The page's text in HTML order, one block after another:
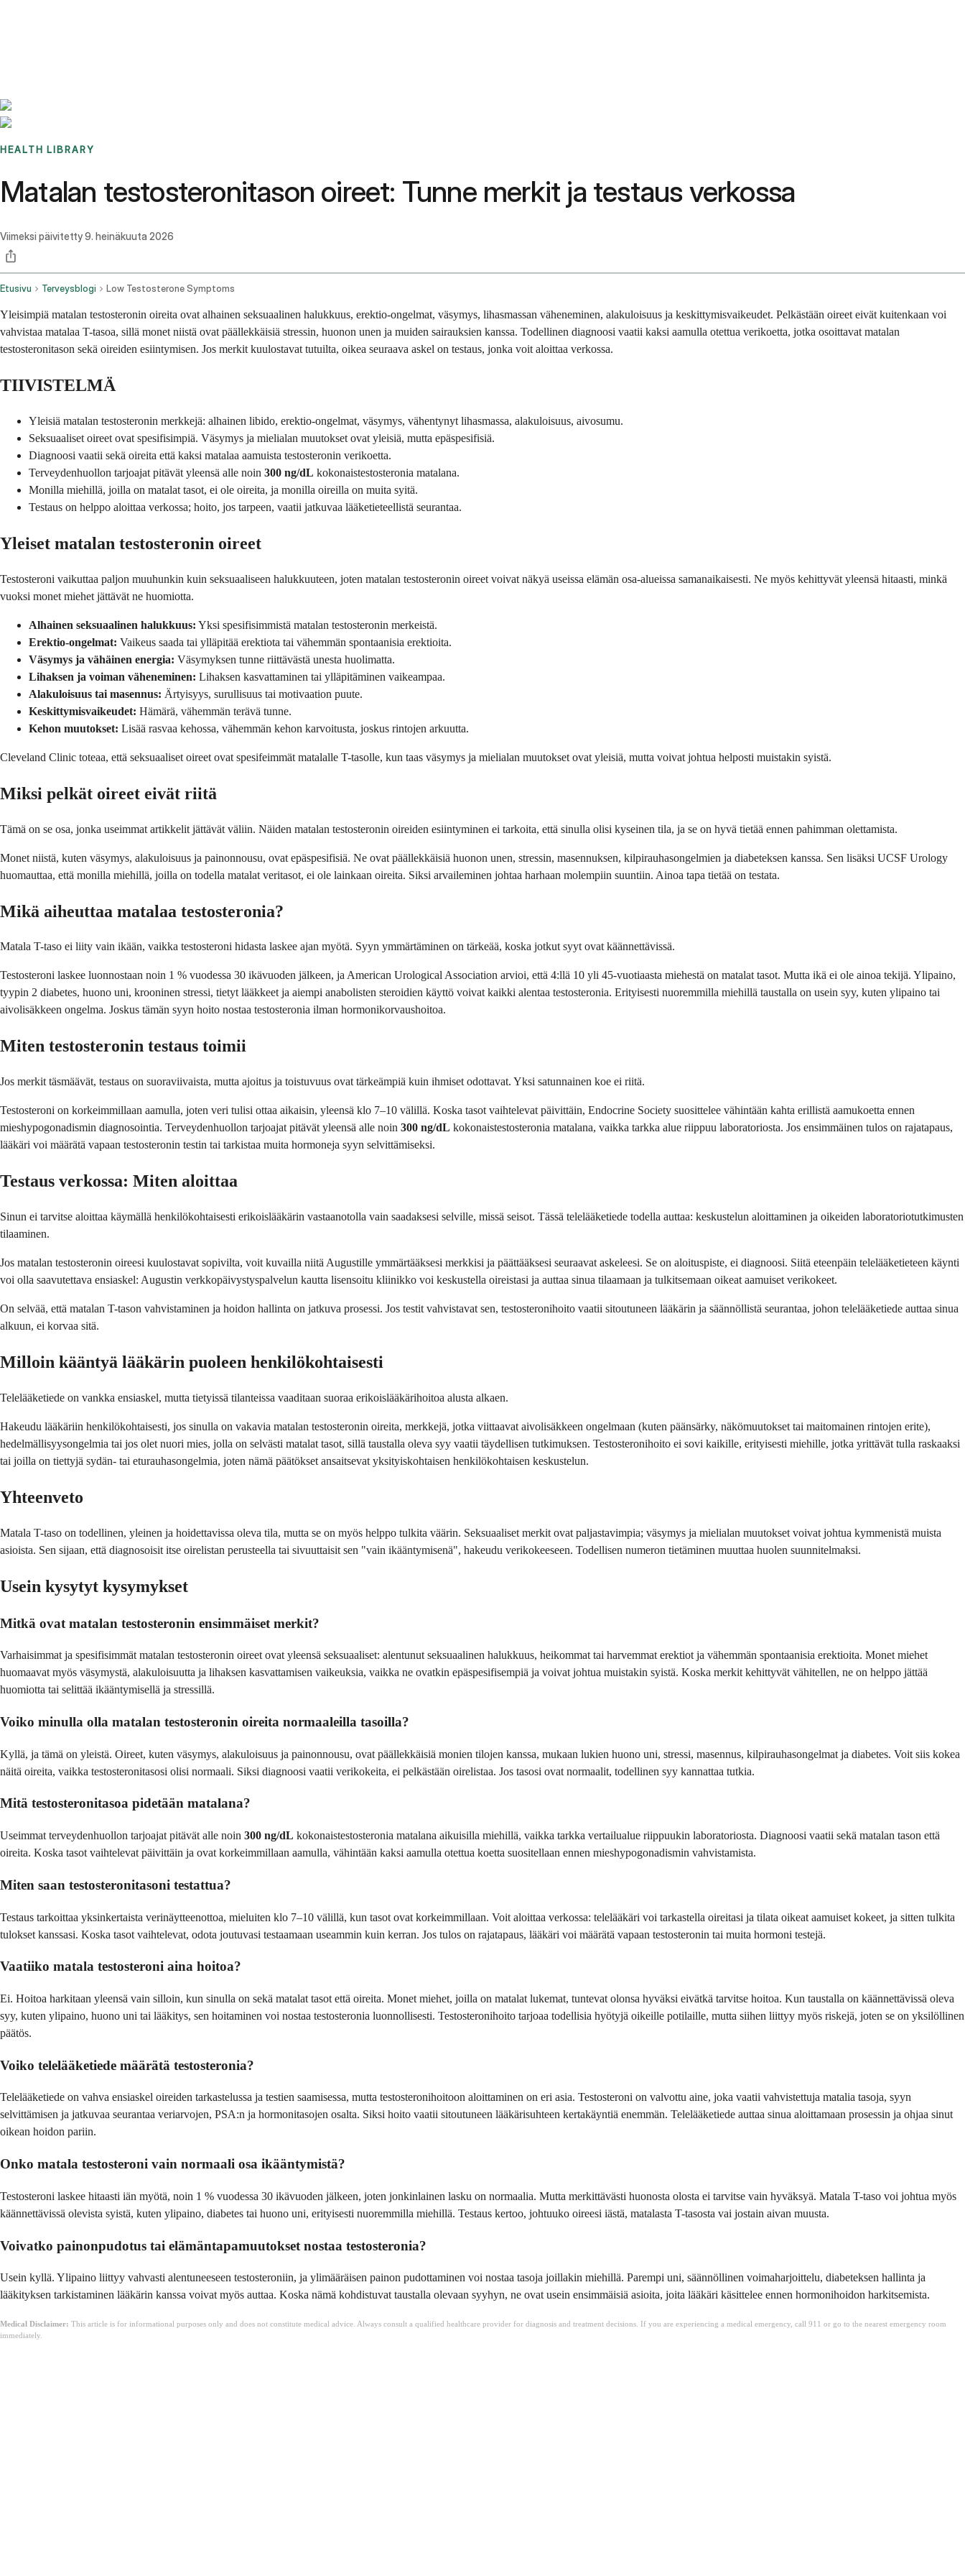
HEALTH LIBRARY
Matalan testosteronitason oireet: Tunne merkit ja testaus verkossa
Viimeksi päivitetty9. heinäkuuta 2026
Etusivu Terveysblogi Low Testosterone Symptoms
Yleisimpiä matalan testosteronin oireita ovat alhainen seksuaalinen halukkuus, erektio-ongelmat, väsymys, lihasmassan väheneminen, alakuloisuus ja keskittymisvaikeudet. Pelkästään oireet eivät kuitenkaan voi
vahvistaa matalaa T-tasoa, sillä monet niistä ovat päällekkäisiä stressin, huonon unen ja muiden sairauksien kanssa. Todellinen diagnoosi vaatii kaksi aamulla otettua verikoetta, jotka osoittavat matalan
testosteronitason sekä oireiden esiintymisen. Jos merkit kuulostavat tutuilta, oikea seuraava askel on testaus, jonka voit aloittaa verkossa.
TIIVISTELMÄ
Yleisiä matalan testosteronin merkkejä: alhainen libido, erektio-ongelmat, väsymys, vähentynyt lihasmassa, alakuloisuus, aivosumu.
Seksuaaliset oireet ovat spesifisimpiä. Väsymys ja mielialan muutokset ovat yleisiä, mutta epäspesifisiä.
Diagnoosi vaatii sekä oireita että kaksi matalaa aamuista testosteronin verikoetta.
Terveydenhuollon tarjoajat pitävät yleensä alle noin 300 ng/dL kokonaistestosteronia matalana.
Monilla miehillä, joilla on matalat tasot, ei ole oireita, ja monilla oireilla on muita syitä.
Testaus on helppo aloittaa verkossa; hoito, jos tarpeen, vaatii jatkuvaa lääketieteellistä seurantaa.
Yleiset matalan testosteronin oireet
Testosteroni vaikuttaa paljon muuhunkin kuin seksuaaliseen halukkuuteen, joten matalan testosteronin oireet voivat näkyä useissa elämän osa-alueissa samanaikaisesti. Ne myös kehittyvät yleensä hitaasti, minkä
vuoksi monet miehet jättävät ne huomiotta.
Alhainen seksuaalinen halukkuus: Yksi spesifisimmistä matalan testosteronin merkeistä.
Erektio-ongelmat: Vaikeus saada tai ylläpitää erektiota tai vähemmän spontaanisia erektioita.
Väsymys ja vähäinen energia: Väsymyksen tunne riittävästä unesta huolimatta.
Lihaksen ja voiman väheneminen: Lihaksen kasvattaminen tai ylläpitäminen vaikeampaa.
Alakuloisuus tai masennus: Ärtyisyys, surullisuus tai motivaation puute.
Keskittymisvaikeudet: Hämärä, vähemmän terävä tunne.
Kehon muutokset: Lisää rasvaa kehossa, vähemmän kehon karvoitusta, joskus rintojen arkuutta.
Cleveland Clinic toteaa, että seksuaaliset oireet ovat spesifeimmät matalalle T-tasolle, kun taas väsymys ja mielialan muutokset ovat yleisiä, mutta voivat johtua helposti muistakin syistä.
Miksi pelkät oireet eivät riitä
Tämä on se osa, jonka useimmat artikkelit jättävät väliin. Näiden matalan testosteronin oireiden esiintyminen ei tarkoita, että sinulla olisi kyseinen tila, ja se on hyvä tietää ennen pahimman olettamista.
Monet niistä, kuten väsymys, alakuloisuus ja painonnousu, ovat epäspesifisiä. Ne ovat päällekkäisiä huonon unen, stressin, masennuksen, kilpirauhasongelmien ja diabeteksen kanssa. Sen lisäksi UCSF Urology
huomauttaa, että monilla miehillä, joilla on todella matalat veritasot, ei ole lainkaan oireita. Siksi arvaileminen johtaa harhaan molempiin suuntiin. Ainoa tapa tietää on testata.
Mikä aiheuttaa matalaa testosteronia?
Matala T-taso ei liity vain ikään, vaikka testosteroni hidasta laskee ajan myötä. Syyn ymmärtäminen on tärkeää, koska jotkut syyt ovat käännettävissä.
Testosteroni laskee luonnostaan noin 1 % vuodessa 30 ikävuoden jälkeen, ja American Urological Association arvioi, että 4:llä 10 yli 45-vuotiaasta miehestä on matalat tasot. Mutta ikä ei ole ainoa tekijä. Ylipaino,
tyypin 2 diabetes, huono uni, krooninen stressi, tietyt lääkkeet ja aiempi anabolisten steroidien käyttö voivat kaikki alentaa testosteronia. Erityisesti nuoremmilla miehillä taustalla on usein syy, kuten ylipaino tai
aivolisäkkeen ongelma. Joskus tämän syyn hoito nostaa testosteronia ilman hormonikorvaushoitoa.
Miten testosteronin testaus toimii
Jos merkit täsmäävät, testaus on suoraviivaista, mutta ajoitus ja toistuvuus ovat tärkeämpiä kuin ihmiset odottavat. Yksi satunnainen koe ei riitä.
Testosteroni on korkeimmillaan aamulla, joten veri tulisi ottaa aikaisin, yleensä klo 7–10 välillä. Koska tasot vaihtelevat päivittäin, Endocrine Society suosittelee vähintään kahta erillistä aamukoetta ennen
mieshypogonadismin diagnosointia. Terveydenhuollon tarjoajat pitävät yleensä alle noin 300 ng/dL kokonaistestosteronia matalana, vaikka tarkka alue riippuu laboratoriosta. Jos ensimmäinen tulos on rajatapaus,
lääkäri voi määrätä vapaan testosteronin testin tai tarkistaa muita hormoneja syyn selvittämiseksi.
Testaus verkossa: Miten aloittaa
Sinun ei tarvitse aloittaa käymällä henkilökohtaisesti erikoislääkärin vastaanotolla vain saadaksesi selville, missä seisot. Tässä telelääketiede todella auttaa: keskustelun aloittaminen ja oikeiden laboratoriotutkimusten
tilaaminen.
Jos matalan testosteronin oireesi kuulostavat sopivilta, voit kuvailla niitä Augustille ymmärtääksesi merkkisi ja päättääksesi seuraavat askeleesi. Se on aloituspiste, ei diagnoosi. Siitä eteenpäin telelääketieteen käynti
voi olla saavutettava ensiaskel: Augustin verkkopäivystyspalvelun kautta lisensoitu kliinikko voi keskustella oireistasi ja auttaa sinua tilaamaan ja tulkitsemaan oikeat aamuiset verikokeet.
On selvää, että matalan T-tason vahvistaminen ja hoidon hallinta on jatkuva prosessi. Jos testit vahvistavat sen, testosteronihoito vaatii sitoutuneen lääkärin ja säännöllistä seurantaa, johon telelääketiede auttaa sinua
alkuun, ei korvaa sitä.
Milloin kääntyä lääkärin puoleen henkilökohtaisesti
Telelääketiede on vankka ensiaskel, mutta tietyissä tilanteissa vaaditaan suoraa erikoislääkärihoitoa alusta alkaen.
Hakeudu lääkäriin henkilökohtaisesti, jos sinulla on vakavia matalan testosteronin oireita, merkkejä, jotka viittaavat aivolisäkkeen ongelmaan (kuten päänsärky, näkömuutokset tai maitomainen rintojen erite),
hedelmällisyysongelmia tai jos olet nuori mies, jolla on selvästi matalat tasot, sillä taustalla oleva syy vaatii täydellisen tutkimuksen. Testosteronihoito ei sovi kaikille, erityisesti miehille, jotka yrittävät tulla raskaaksi
tai joilla on tiettyjä sydän- tai eturauhasongelmia, joten nämä päätökset ansaitsevat yksityiskohtaisen henkilökohtaisen keskustelun.
Yhteenveto
Matala T-taso on todellinen, yleinen ja hoidettavissa oleva tila, mutta se on myös helppo tulkita väärin. Seksuaaliset merkit ovat paljastavimpia; väsymys ja mielialan muutokset voivat johtua kymmenistä muista
asioista. Sen sijaan, että diagnosoisit itse oirelistan perusteella tai sivuuttaisit sen "vain ikääntymisenä", hakeudu verikokeeseen. Todellisen numeron tietäminen muuttaa huolen suunnitelmaksi.
Usein kysytyt kysymykset
Mitkä ovat matalan testosteronin ensimmäiset merkit?
Varhaisimmat ja spesifisimmät matalan testosteronin oireet ovat yleensä seksuaaliset: alentunut seksuaalinen halukkuus, heikommat tai harvemmat erektiot ja vähemmän spontaanisia erektioita. Monet miehet
huomaavat myös väsymystä, alakuloisuutta ja lihaksen kasvattamisen vaikeuksia, vaikka ne ovatkin epäspesifisempiä ja voivat johtua muistakin syistä. Koska merkit kehittyvät vähitellen, ne on helppo jättää
huomiotta tai selittää ikääntymisellä ja stressillä.
Voiko minulla olla matalan testosteronin oireita normaaleilla tasoilla?
Kyllä, ja tämä on yleistä. Oireet, kuten väsymys, alakuloisuus ja painonnousu, ovat päällekkäisiä monien tilojen kanssa, mukaan lukien huono uni, stressi, masennus, kilpirauhasongelmat ja diabetes. Voit siis kokea
näitä oireita, vaikka testosteronitasosi olisi normaali. Siksi diagnoosi vaatii verikokeita, ei pelkästään oirelistaa. Jos tasosi ovat normaalit, todellinen syy kannattaa tutkia.
Mitä testosteronitasoa pidetään matalana?
Useimmat terveydenhuollon tarjoajat pitävät alle noin 300 ng/dL kokonaistestosteronia matalana aikuisilla miehillä, vaikka tarkka vertailualue riippuukin laboratoriosta. Diagnoosi vaatii sekä matalan tason että
oireita. Koska tasot vaihtelevat päivittäin ja ovat korkeimmillaan aamulla, vähintään kaksi aamulla otettua koetta suositellaan ennen mieshypogonadismin vahvistamista.
Miten saan testosteronitasoni testattua?
Testaus tarkoittaa yksinkertaista verinäytteenottoa, mieluiten klo 7–10 välillä, kun tasot ovat korkeimmillaan. Voit aloittaa verkossa: telelääkäri voi tarkastella oireitasi ja tilata oikeat aamuiset kokeet, ja sitten tulkita
tulokset kanssasi. Koska tasot vaihtelevat, odota joutuvasi testaamaan useammin kuin kerran. Jos tulos on rajatapaus, lääkäri voi määrätä vapaan testosteronin tai muita hormoni testejä.
Vaatiiko matala testosteroni aina hoitoa?
Ei. Hoitoa harkitaan yleensä vain silloin, kun sinulla on sekä matalat tasot että oireita. Monet miehet, joilla on matalat lukemat, tuntevat olonsa hyväksi eivätkä tarvitse hoitoa. Kun taustalla on käännettävissä oleva
syy, kuten ylipaino, huono uni tai lääkitys, sen hoitaminen voi nostaa testosteronia luonnollisesti. Testosteronihoito tarjoaa todellisia hyötyjä oikeille potilaille, mutta siihen liittyy myös riskejä, joten se on yksilöllinen
päätös.
Voiko telelääketiede määrätä testosteronia?
Telelääketiede on vahva ensiaskel oireiden tarkastelussa ja testien saamisessa, mutta testosteronihoitoon aloittaminen on eri asia. Testosteroni on valvottu aine, joka vaatii vahvistettuja matalia tasoja, syyn
selvittämisen ja jatkuvaa seurantaa veriarvojen, PSA:n ja hormonitasojen osalta. Siksi hoito vaatii sitoutuneen lääkärisuhteen kertakäyntiä enemmän. Telelääketiede auttaa sinua aloittamaan prosessin ja ohjaa sinut
oikean hoidon pariin.
Onko matala testosteroni vain normaali osa ikääntymistä?
Testosteroni laskee hitaasti iän myötä, noin 1 % vuodessa 30 ikävuoden jälkeen, joten jonkinlainen lasku on normaalia. Mutta merkittävästi huonosta olosta ei tarvitse vain hyväksyä. Matala T-taso voi johtua myös
käännettävissä olevista syistä, kuten ylipaino, diabetes tai huono uni, erityisesti nuoremmilla miehillä. Testaus kertoo, johtuuko oireesi iästä, matalasta T-tasosta vai jostain aivan muusta.
Voivatko painonpudotus tai elämäntapamuutokset nostaa testosteronia?
Usein kyllä. Ylipaino liittyy vahvasti alentuneeseen testosteroniin, ja ylimääräisen painon pudottaminen voi nostaa tasoja joillakin miehillä. Parempi uni, säännöllinen voimaharjoittelu, diabeteksen hallinta ja
lääkityksen tarkistaminen lääkärin kanssa voivat myös auttaa. Koska nämä kohdistuvat taustalla olevaan syyhyn, ne ovat usein ensimmäisiä asioita, joita lääkäri käsittelee ennen hormonihoidon harkitsemista.
Medical Disclaimer: This article is for informational purposes only and does not constitute medical advice. Always consult a qualified healthcare provider for diagnosis and treatment decisions. If you are experiencing a medical emergency, call 911 or go to the nearest emergency room
immediately.